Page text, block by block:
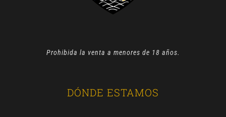
Prohibida la venta a menores de 18 años.
DÓNDE ESTAMOS